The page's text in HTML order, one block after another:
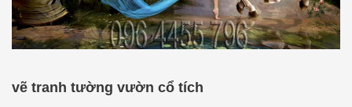
vẽ tranh tường vườn cổ tích